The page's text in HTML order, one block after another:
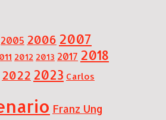
2005 2006 2007
2012 2013 2017 2018
2022 2023 Carlos
Franz Ung